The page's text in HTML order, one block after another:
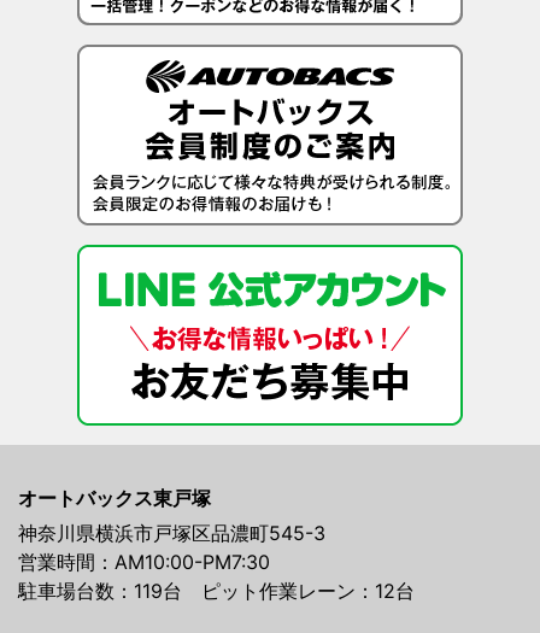
オートバックス東戸塚
神奈川県横浜市戸塚区品濃町545-3
営業時間：AM10:00-PM7:30
駐車場台数：119台 ピット作業レーン：12台